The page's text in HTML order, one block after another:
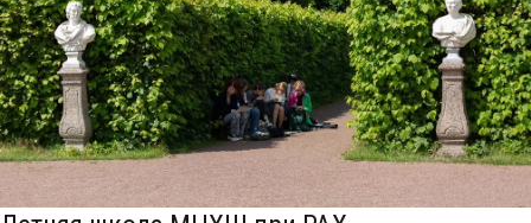
Поступающим
Подготовка
Образование
Доп. образование